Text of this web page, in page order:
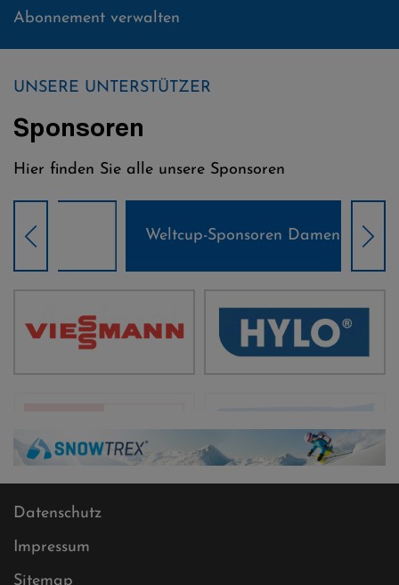
Abonnement verwalten
UNSERE UNTERSTÜTZER
Sponsoren
Hier finden Sie alle unsere Sponsoren
Weltcup-Sponsoren Damen